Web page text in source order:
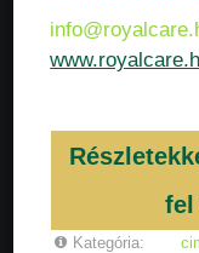
fel
Kategória: